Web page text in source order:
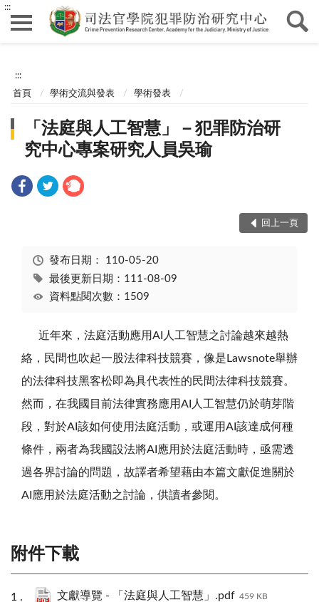
:::
:::
首頁 學術交流與發表 學術發表
「法庭與人工智慧」－犯罪防治研
究中心專案研究人員吳瑜
回上一頁
發布日期： 110-05-20
最後更新日期：111-08-09
資料點閱次數：1509
近年來，法庭活動應用AI人工智慧之討論越來越熱
絡，民間也吹起一股法律科技競賽，像是Lawsnote舉辦
的法律科技黑客松即為具代表性的民間法律科技競賽。
然而，在我國目前法律實務應用AI人工智慧仍於萌芽階
段，對於AI該如何使用法庭活動，或運用AI該達成何種
條件，兩者為我國設法將AI應用於法庭活動時，亟需透
過各界討論的問題，故譯者希望藉由本篇文獻促進關於
AI應用於法庭活動之討論，供讀者參閱。
附件下載
文獻導覽 - 「法庭與人工智慧」.pdf 459 KB